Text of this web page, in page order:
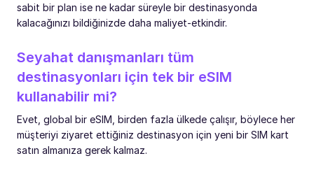
sabit bir plan ise ne kadar süreyle bir destinasyonda
kalacağınızı bildiğinizde daha maliyet-etkindir.
Seyahat danışmanları tüm
destinasyonları için tek bir eSIM
kullanabilir mi?
Evet, global bir eSIM, birden fazla ülkede çalışır, böylece her
müşteriyi ziyaret ettiğiniz destinasyon için yeni bir SIM kart
satın almanıza gerek kalmaz.